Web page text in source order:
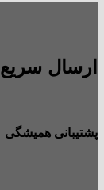
ارسال سریع
پشتیبانی همیشگی